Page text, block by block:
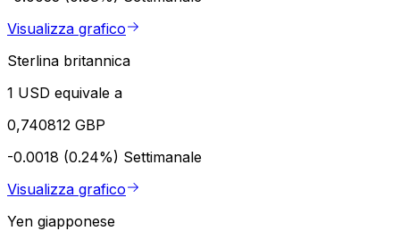
Visualizza grafico
Sterlina britannica
1 USD equivale a
0,740812 GBP
-0.0018 (0.24%) Settimanale
Visualizza grafico
Yen giapponese